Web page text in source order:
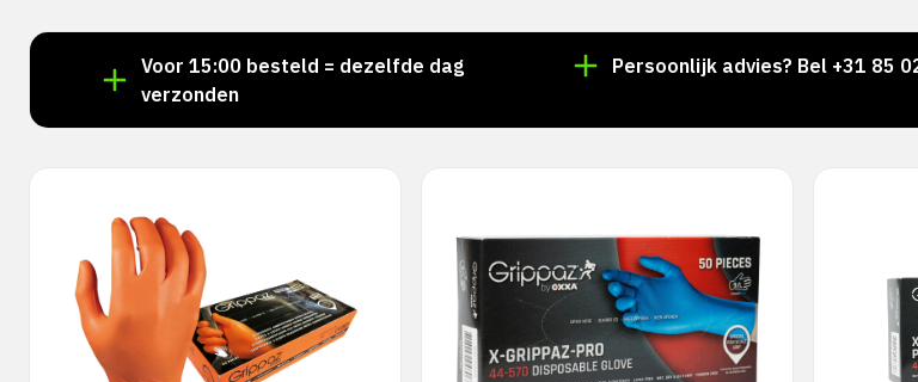
Voor 15:00 besteld = dezelfde dag
verzonden
Persoonlijk advies? Bel +31 85